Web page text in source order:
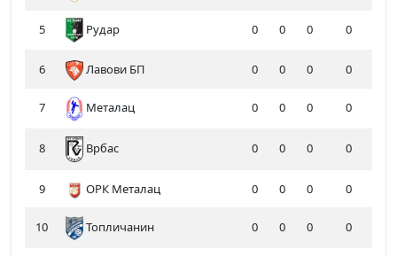
5 Рудар 0 0 0 0
6 Лавови БП 0 0 0 0
7 Металац 0 0 0 0
8 Врбас 0 0 0 0
9 ОРК Металац 0 0 0 0
10 Топличанин 0 0 0 0